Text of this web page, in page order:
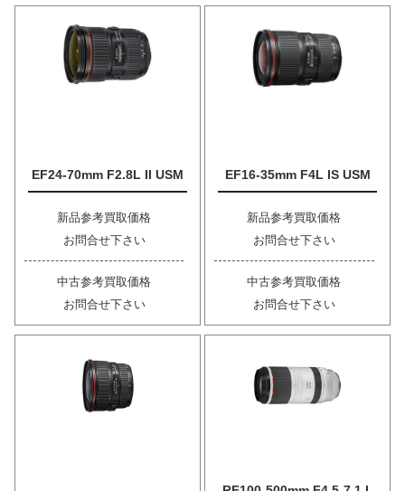
EF24-70mm F2.8L II USM
新品参考買取価格
お問合せ下さい
中古参考買取価格
お問合せ下さい
EF16-35mm F4L IS USM
新品参考買取価格
お問合せ下さい
中古参考買取価格
お問合せ下さい